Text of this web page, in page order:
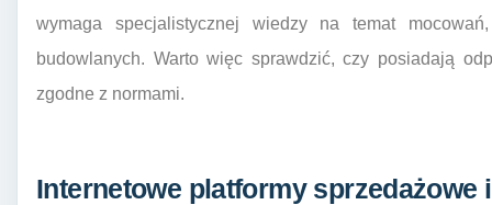
wymaga specjalistycznej wiedzy na temat
budowlanych. Warto więc sprawdzić, czy posiadają
zgodne z normami.
Internetowe platformy sprzedażowe